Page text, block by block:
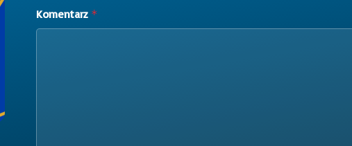
Komentarz *